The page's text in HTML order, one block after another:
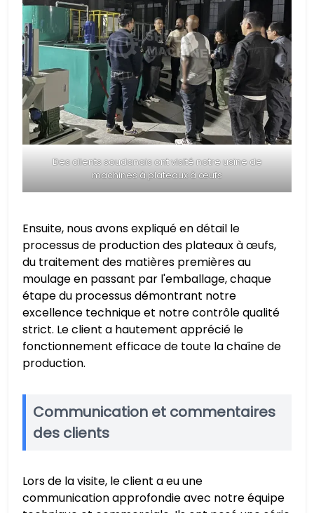
Des clients soudanais ont visité notre usine de
machines à plateaux à œufs
Ensuite, nous avons expliqué en détail le
processus de production des plateaux à œufs,
du traitement des matières premières au
moulage en passant par l'emballage, chaque
étape du processus démontrant notre
excellence technique et notre contrôle qualité
strict. Le client a hautement apprécié le
fonctionnement efficace de toute la chaîne de
production.
Communication et commentaires
des clients
Lors de la visite, le client a eu une
communication approfondie avec notre équipe